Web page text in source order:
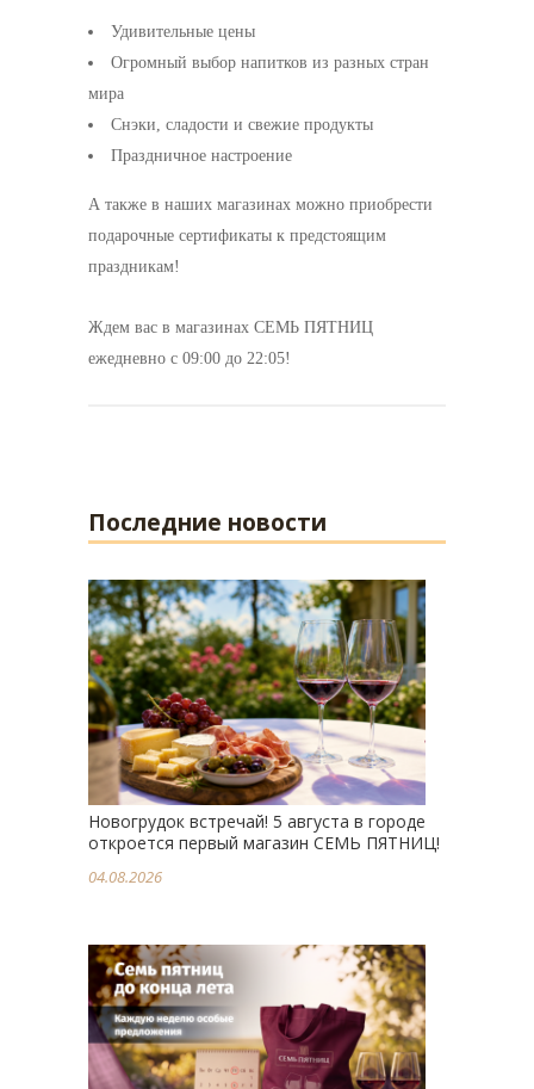
Удивительные цены
Огромный выбор напитков из разных стран
мира
Снэки, сладости и свежие продукты
Праздничное настроение
А также в наших магазинах можно приобрести
подарочные сертификаты к предстоящим
праздникам!
Ждем вас в магазинах СЕМЬ ПЯТНИЦ
ежедневно с 09:00 до 22:05!
Последние новости
Новогрудок встречай! 5 августа в городе
откроется первый магазин СЕМЬ ПЯТНИЦ!
04.08.2026